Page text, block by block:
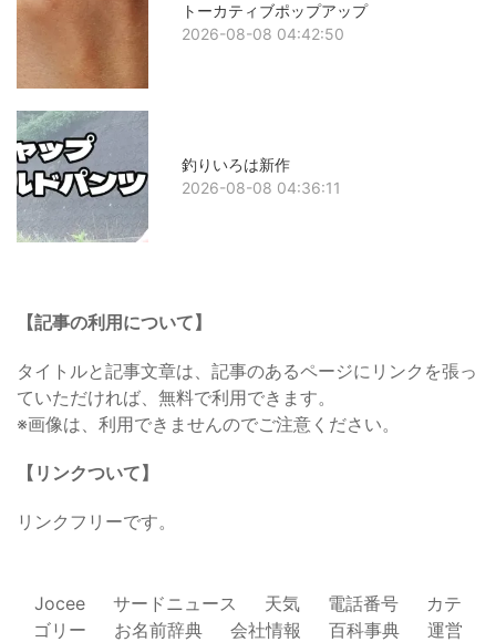
トーカティブポップアップ
2026-08-08 04:42:50
釣りいろは新作
2026-08-08 04:36:11
【記事の利用について】
タイトルと記事文章は、記事のあるページにリンクを張っ
ていただければ、無料で利用できます。
※画像は、利用できませんのでご注意ください。
【リンクついて】
リンクフリーです。
Jocee サードニュース 天気 電話番号
カテ
ゴリー
お名前辞典 会社情報 百科事典 運営